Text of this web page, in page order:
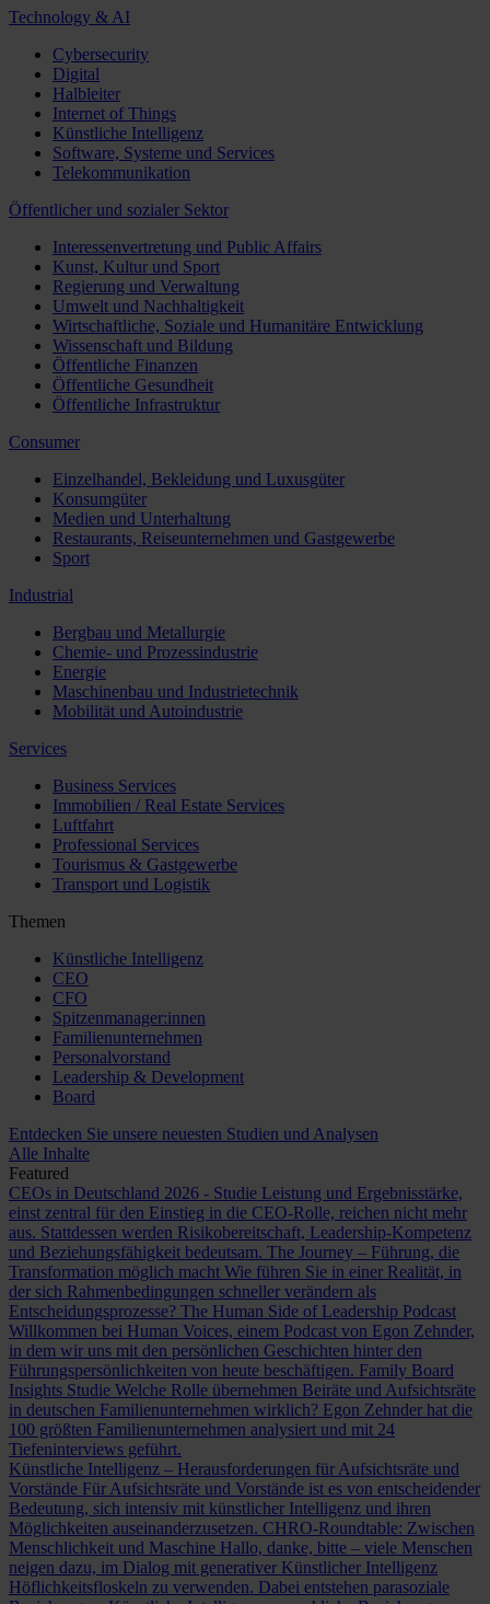
Technology & AI
Cybersecurity
Digital
Halbleiter
Internet of Things
Künstliche Intelligenz
Software, Systeme und Services
Telekommunikation
Öffentlicher und sozialer Sektor
Interessenvertretung und Public Affairs
Kunst, Kultur und Sport
Regierung und Verwaltung
Umwelt und Nachhaltigkeit
Wirtschaftliche, Soziale und Humanitäre Entwicklung
Wissenschaft und Bildung
Öffentliche Finanzen
Öffentliche Gesundheit
Öffentliche Infrastruktur
Consumer
Einzelhandel, Bekleidung und Luxusgüter
Konsumgüter
Medien und Unterhaltung
Restaurants, Reiseunternehmen und Gastgewerbe
Sport
Industrial
Bergbau und Metallurgie
Chemie- und Prozessindustrie
Energie
Maschinenbau und Industrietechnik
Mobilität und Autoindustrie
Services
Business Services
Immobilien / Real Estate Services
Luftfahrt
Professional Services
Tourismus & Gastgewerbe
Transport und Logistik
Themen
Künstliche Intelligenz
CEO
CFO
Spitzenmanager:innen
Familienunternehmen
Personalvorstand
Leadership & Development
Board
Entdecken Sie unsere neuesten Studien und Analysen
Alle Inhalte
Featured
CEOs in Deutschland 2026 - Studie Leistung und Ergebnisstärke,
einst zentral für den Einstieg in die CEO-Rolle, reichen nicht mehr
aus. Stattdessen werden Risikobereitschaft, Leadership-Kompetenz
und Beziehungsfähigkeit bedeutsam. The Journey – Führung, die
Transformation möglich macht Wie führen Sie in einer Realität, in
der sich Rahmenbedingungen schneller verändern als
Entscheidungsprozesse? The Human Side of Leadership Podcast
Willkommen bei Human Voices, einem Podcast von Egon Zehnder,
in dem wir uns mit den persönlichen Geschichten hinter den
Führungspersönlichkeiten von heute beschäftigen. Family Board
Insights Studie Welche Rolle übernehmen Beiräte und Aufsichtsräte
in deutschen Familienunternehmen wirklich? Egon Zehnder hat die
100 größten Familienunternehmen analysiert und mit 24
Tiefeninterviews geführt.
Künstliche Intelligenz – Herausforderungen für Aufsichtsräte und
Vorstände Für Aufsichtsräte und Vorstände ist es von entscheidender
Bedeutung, sich intensiv mit künstlicher Intelligenz und ihren
Möglichkeiten auseinanderzusetzen. CHRO-Roundtable: Zwischen
Menschlichkeit und Maschine Hallo, danke, bitte – viele Menschen
neigen dazu, im Dialog mit generativer Künstlicher Intelligenz
Höflichkeitsfloskeln zu verwenden. Dabei entstehen parasoziale